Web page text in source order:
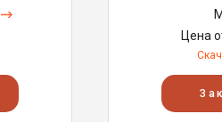
Цена